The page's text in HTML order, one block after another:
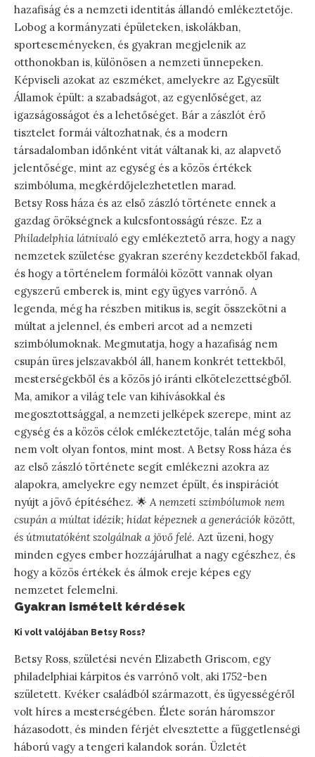
hazafiság és a nemzeti identitás állandó emlékeztetője.
Lobog a kormányzati épületeken, iskolákban,
sporteseményeken, és gyakran megjelenik az
otthonokban is, különösen a nemzeti ünnepeken.
Képviseli azokat az eszméket, amelyekre az Egyesült
Államok épült: a szabadságot, az egyenlőséget, az
igazságosságot és a lehetőséget. Bár a zászlót érő
tisztelet formái változhatnak, és a modern
társadalomban időnként vitát váltanak ki, az alapvető
jelentősége, mint az egység és a közös értékek
szimbóluma, megkérdőjelezhetetlen marad.
Betsy Ross háza és az első zászló története ennek a
gazdag örökségnek a kulcsfontosságú része. Ez a
Philadelphia látnivaló egy emlékeztető arra, hogy a nagy
nemzetek születése gyakran szerény kezdetekből fakad,
és hogy a történelem formálói között vannak olyan
egyszerű emberek is, mint egy ügyes varrónő. A
legenda, még ha részben mitikus is, segít összekötni a
múltat a jelennel, és emberi arcot ad a nemzeti
szimbólumoknak. Megmutatja, hogy a hazafiság nem
csupán üres jelszavakból áll, hanem konkrét tettekből,
mesterségekből és a közös jó iránti elkötelezettségből.
Ma, amikor a világ tele van kihívásokkal és
megosztottsággal, a nemzeti jelképek szerepe, mint az
egység és a közös célok emlékeztetője, talán még soha
nem volt olyan fontos, mint most. A Betsy Ross háza és
az első zászló története segít emlékezni azokra az
alapokra, amelyekre egy nemzet épült, és inspirációt
nyújt a jövő építéséhez. 🌟 A nemzeti szimbólumok nem
csupán a múltat idézik; hidat képeznek a generációk között,
és útmutatóként szolgálnak a jövő felé. Azt üzeni, hogy
minden egyes ember hozzájárulhat a nagy egészhez, és
hogy a közös értékek és álmok ereje képes egy
nemzetet felemelni.
Gyakran ismételt kérdések
Ki volt valójában Betsy Ross?
Betsy Ross, születési nevén Elizabeth Griscom, egy
philadelphiai kárpitos és varrónő volt, aki 1752-ben
született. Kvéker családból származott, és ügyességéről
volt híres a mesterségében. Élete során háromszor
házasodott, és minden férjét elvesztette a függetlenségi
háború vagy a tengeri kalandok során. Üzletét